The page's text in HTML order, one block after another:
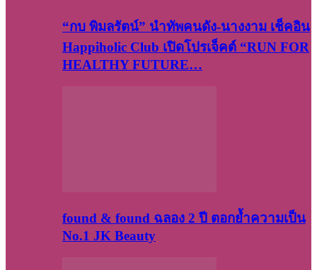
“กบ พิมลรัตน์” นำทัพคนดัง-นางงาม เช็คอิน
Happiholic Club เปิดโปรเจ็คต์ “RUN FOR
HEALTHY FUTURE…
found & found ฉลอง 2 ปี ตอกย้ำความเป็น
No.1 JK Beauty